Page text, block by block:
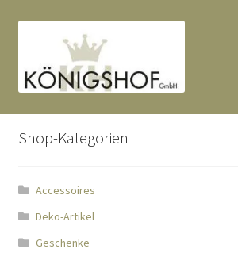
Navigation
springen
springen
Start
Anlässe
Datenauszug
Shop-Kategorien
Accessoires
Deko-Artikel
Geschenke